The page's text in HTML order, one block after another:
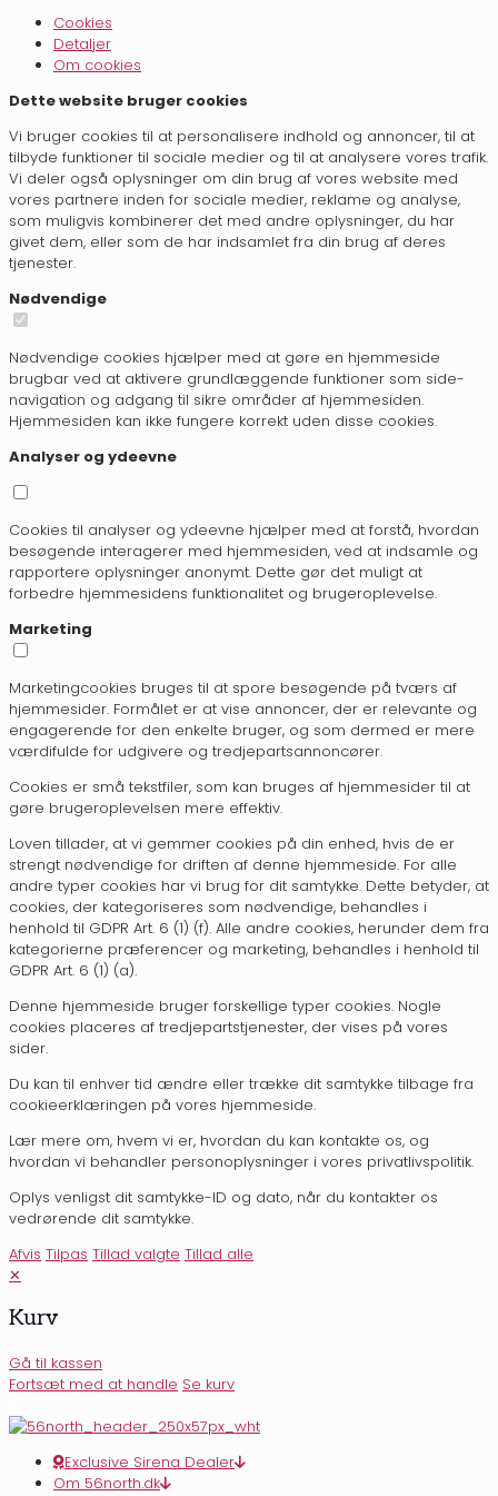
Cookies
Detaljer
Om cookies
Dette website bruger cookies
Vi bruger cookies til at personalisere indhold og annoncer, til at
tilbyde funktioner til sociale medier og til at analysere vores trafik.
Vi deler også oplysninger om din brug af vores website med
vores partnere inden for sociale medier, reklame og analyse,
som muligvis kombinerer det med andre oplysninger, du har
givet dem, eller som de har indsamlet fra din brug af deres
tjenester.
Nødvendige
Nødvendige cookies hjælper med at gøre en hjemmeside
brugbar ved at aktivere grundlæggende funktioner som side-
navigation og adgang til sikre områder af hjemmesiden.
Hjemmesiden kan ikke fungere korrekt uden disse cookies.
Analyser og ydeevne
Cookies til analyser og ydeevne hjælper med at forstå, hvordan
besøgende interagerer med hjemmesiden, ved at indsamle og
rapportere oplysninger anonymt. Dette gør det muligt at
forbedre hjemmesidens funktionalitet og brugeroplevelse.
Marketing
Marketingcookies bruges til at spore besøgende på tværs af
hjemmesider. Formålet er at vise annoncer, der er relevante og
engagerende for den enkelte bruger, og som dermed er mere
værdifulde for udgivere og tredjepartsannoncører.
Cookies er små tekstfiler, som kan bruges af hjemmesider til at
gøre brugeroplevelsen mere effektiv.
Loven tillader, at vi gemmer cookies på din enhed, hvis de er
strengt nødvendige for driften af denne hjemmeside. For alle
andre typer cookies har vi brug for dit samtykke. Dette betyder, at
cookies, der kategoriseres som nødvendige, behandles i
henhold til GDPR Art. 6 (1) (f). Alle andre cookies, herunder dem fra
kategorierne præferencer og marketing, behandles i henhold til
GDPR Art. 6 (1) (a).
Denne hjemmeside bruger forskellige typer cookies. Nogle
cookies placeres af tredjepartstjenester, der vises på vores
sider.
Du kan til enhver tid ændre eller trække dit samtykke tilbage fra
cookieerklæringen på vores hjemmeside.
Lær mere om, hvem vi er, hvordan du kan kontakte os, og
hvordan vi behandler personoplysninger i vores privatlivspolitik.
Oplys venligst dit samtykke-ID og dato, når du kontakter os
vedrørende dit samtykke.
Afvis Tilpas Tillad valgte Tillad alle
✕
Kurv
Gå til kassen
Fortsæt med at handle Se kurv
Exclusive Sirena Dealer
Om 56north.dk